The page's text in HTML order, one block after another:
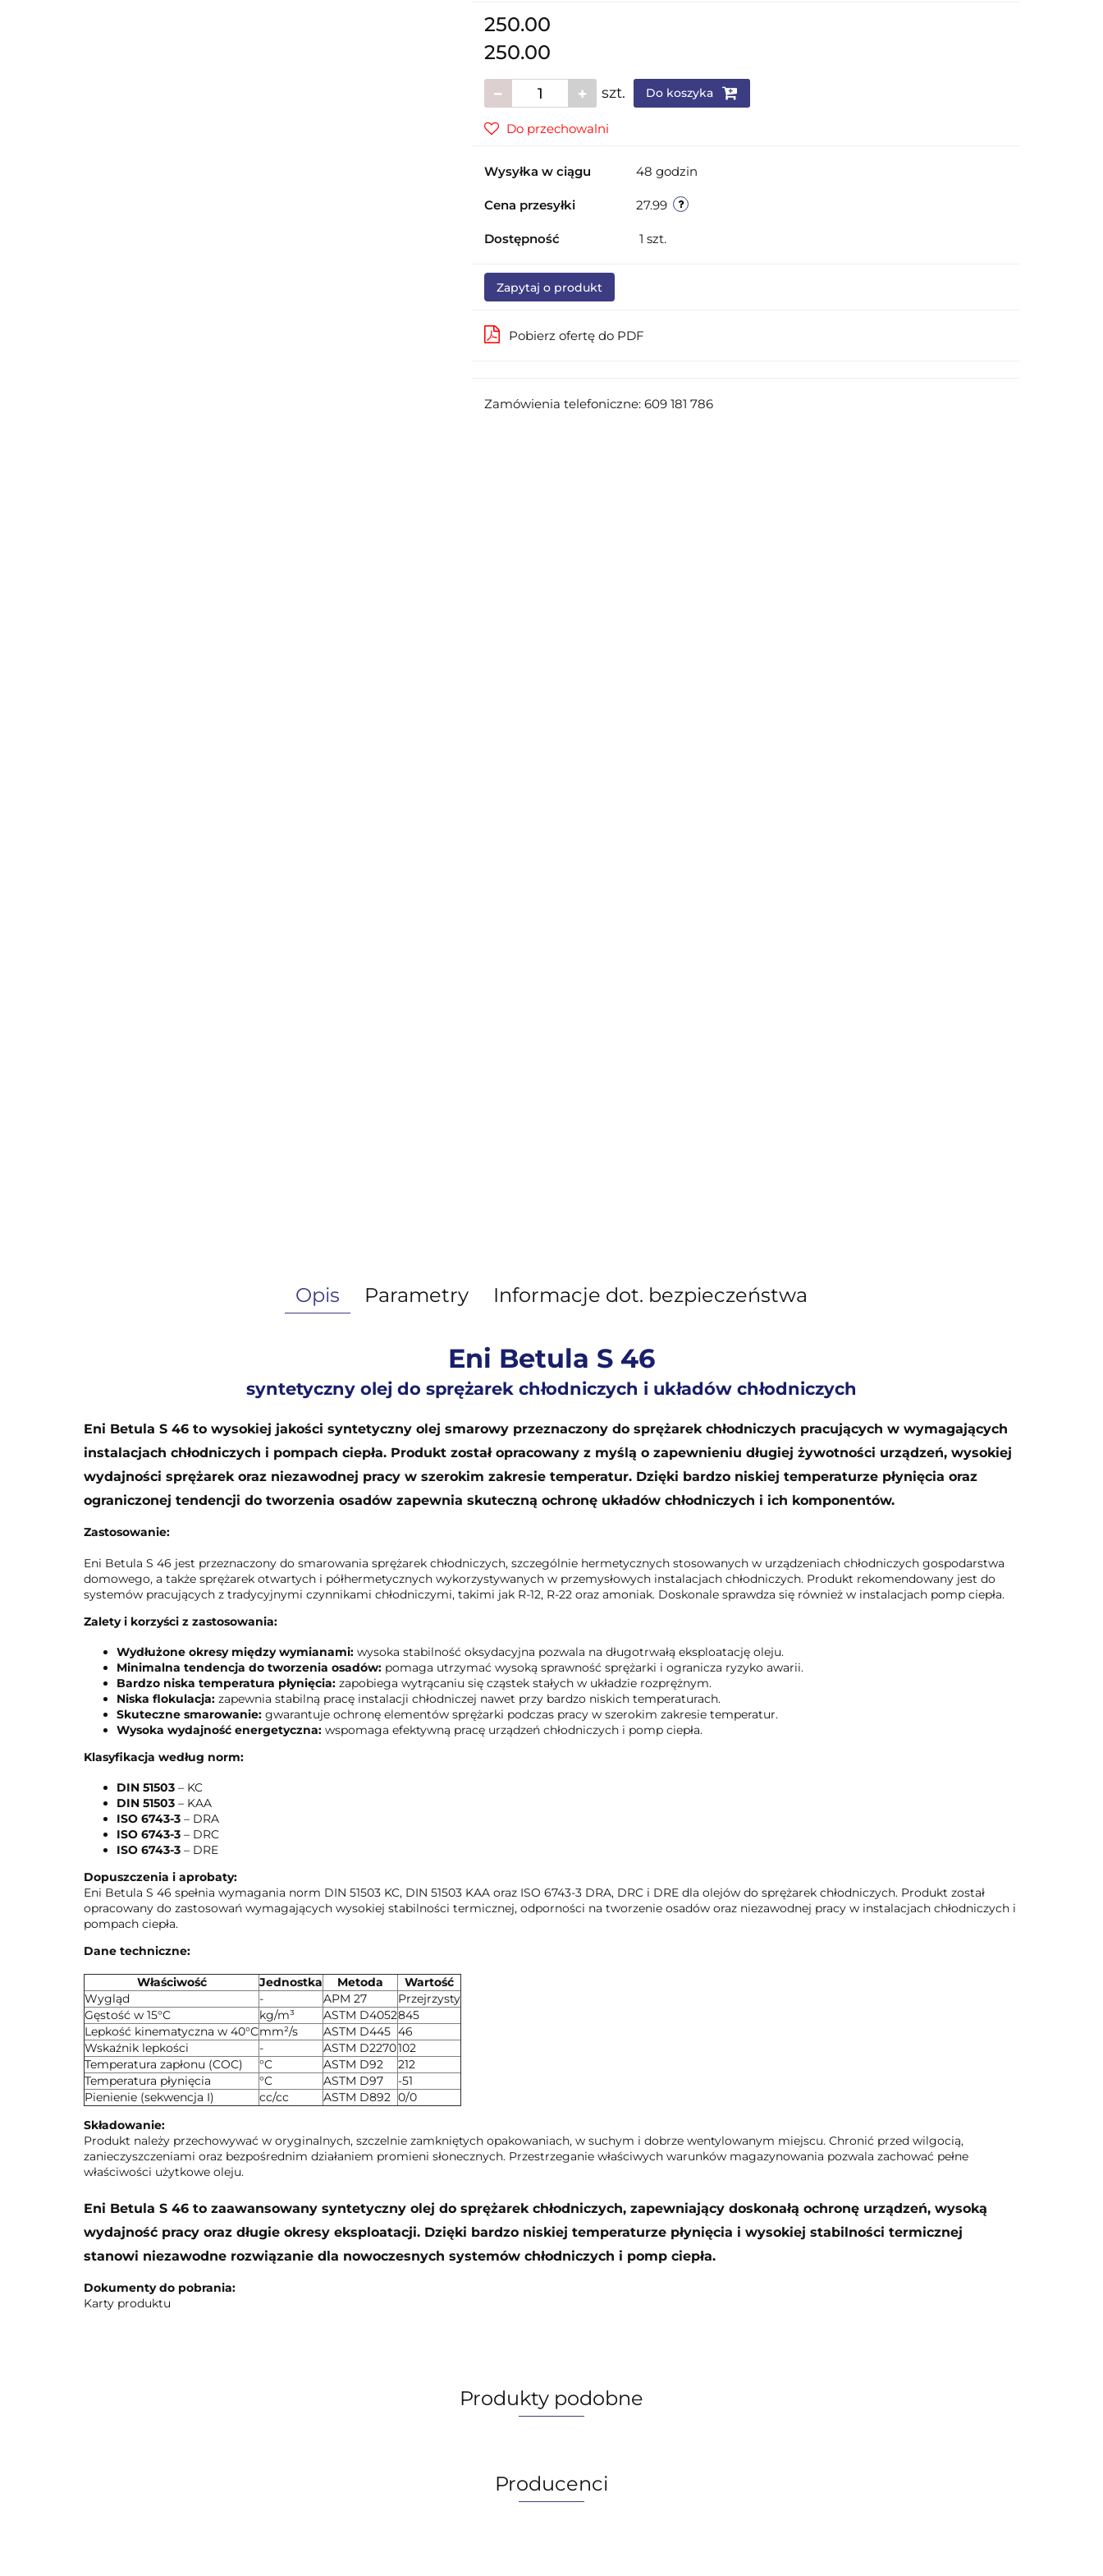
250.00
250.00
szt. Do koszyka
Do przechowalni
Wysyłka w ciągu 48 godzin
Cena przesyłki 27.99
Dostępność 1 szt.
Zapytaj o produkt
Pobierz ofertę do PDF
Zamówienia telefoniczne: 609 181 786
Opis Parametry Informacje dot. bezpieczeństwa
Eni Betula S 46
syntetyczny olej do sprężarek chłodniczych i układów chłodniczych
Eni Betula S 46 to wysokiej jakości syntetyczny olej smarowy przeznaczony do sprężarek chłodniczych pracujących w wymagających
instalacjach chłodniczych i pompach ciepła. Produkt został opracowany z myślą o zapewnieniu długiej żywotności urządzeń, wysokiej
wydajności sprężarek oraz niezawodnej pracy w szerokim zakresie temperatur. Dzięki bardzo niskiej temperaturze płynięcia oraz
ograniczonej tendencji do tworzenia osadów zapewnia skuteczną ochronę układów chłodniczych i ich komponentów.
Zastosowanie:
Eni Betula S 46 jest przeznaczony do smarowania sprężarek chłodniczych, szczególnie hermetycznych stosowanych w urządzeniach chłodniczych gospodarstwa
domowego, a także sprężarek otwartych i półhermetycznych wykorzystywanych w przemysłowych instalacjach chłodniczych. Produkt rekomendowany jest do
systemów pracujących z tradycyjnymi czynnikami chłodniczymi, takimi jak R-12, R-22 oraz amoniak. Doskonale sprawdza się również w instalacjach pomp ciepła.
Zalety i korzyści z zastosowania:
Wydłużone okresy między wymianami: wysoka stabilność oksydacyjna pozwala na długotrwałą eksploatację oleju.
Minimalna tendencja do tworzenia osadów: pomaga utrzymać wysoką sprawność sprężarki i ogranicza ryzyko awarii.
Bardzo niska temperatura płynięcia: zapobiega wytrącaniu się cząstek stałych w układzie rozprężnym.
Niska flokulacja: zapewnia stabilną pracę instalacji chłodniczej nawet przy bardzo niskich temperaturach.
Skuteczne smarowanie: gwarantuje ochronę elementów sprężarki podczas pracy w szerokim zakresie temperatur.
Wysoka wydajność energetyczna: wspomaga efektywną pracę urządzeń chłodniczych i pomp ciepła.
Klasyfikacja według norm:
DIN 51503 – KC
DIN 51503 – KAA
ISO 6743-3 – DRA
ISO 6743-3 – DRC
ISO 6743-3 – DRE
Dopuszczenia i aprobaty:
Eni Betula S 46 spełnia wymagania norm DIN 51503 KC, DIN 51503 KAA oraz ISO 6743-3 DRA, DRC i DRE dla olejów do sprężarek chłodniczych. Produkt został
opracowany do zastosowań wymagających wysokiej stabilności termicznej, odporności na tworzenie osadów oraz niezawodnej pracy w instalacjach chłodniczych i
pompach ciepła.
Dane techniczne:
Właściwość Jednostka Metoda
Wartość
Wygląd
- APM 27
Przejrzysty
Gęstość w 15°C
kg/m³ ASTM D4052845
Lepkość kinematyczna w 40°Cmm²/s ASTM D445 46
Wskaźnik lepkości
- ASTM D2270102
Temperatura zapłonu (COC)
°C ASTM D92
212
Temperatura płynięcia
°C ASTM D97
-51
Pienienie (sekwencja I)
cc/cc ASTM D892 0/0
Składowanie:
Produkt należy przechowywać w oryginalnych, szczelnie zamkniętych opakowaniach, w suchym i dobrze wentylowanym miejscu. Chronić przed wilgocią,
zanieczyszczeniami oraz bezpośrednim działaniem promieni słonecznych. Przestrzeganie właściwych warunków magazynowania pozwala zachować pełne
właściwości użytkowe oleju.
Eni Betula S 46 to zaawansowany syntetyczny olej do sprężarek chłodniczych, zapewniający doskonałą ochronę urządzeń, wysoką
wydajność pracy oraz długie okresy eksploatacji. Dzięki bardzo niskiej temperaturze płynięcia i wysokiej stabilności termicznej
stanowi niezawodne rozwiązanie dla nowoczesnych systemów chłodniczych i pomp ciepła.
Dokumenty do pobrania:
Karty produktu
Produkty podobne
Producenci